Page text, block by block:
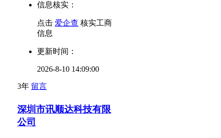
信息核实：
点击 爱企查 核实工商
信息
更新时间：
2026-8-10 14:09:00
3年 留言
深圳市讯顺达科技有限
公司